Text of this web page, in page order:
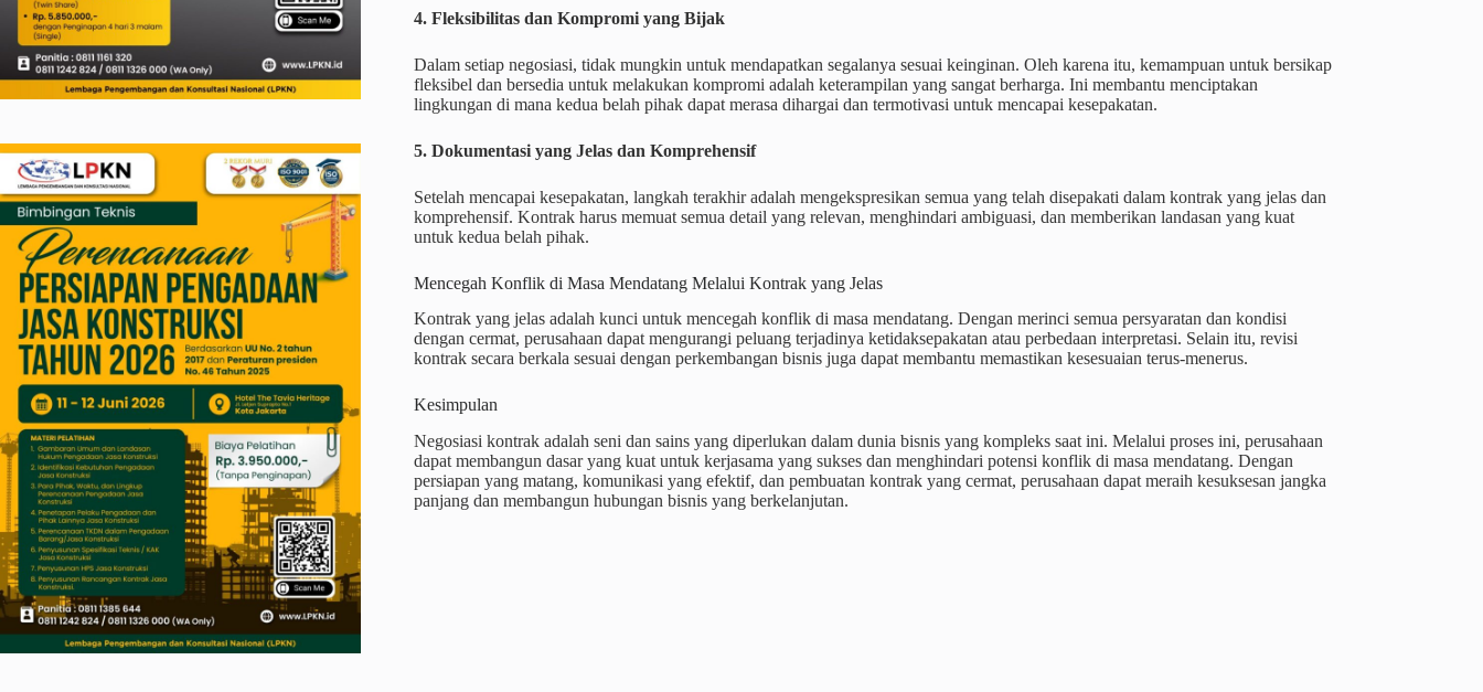
4. Fleksibilitas dan Kompromi yang Bijak
Dalam setiap negosiasi, tidak mungkin untuk mendapatkan segalanya sesuai keinginan. Oleh karena itu, kemampuan untuk bersikap
fleksibel dan bersedia untuk melakukan kompromi adalah keterampilan yang sangat berharga. Ini membantu menciptakan
lingkungan di mana kedua belah pihak dapat merasa dihargai dan termotivasi untuk mencapai kesepakatan.
5. Dokumentasi yang Jelas dan Komprehensif
Setelah mencapai kesepakatan, langkah terakhir adalah mengekspresikan semua yang telah disepakati dalam kontrak yang jelas dan
komprehensif. Kontrak harus memuat semua detail yang relevan, menghindari ambiguasi, dan memberikan landasan yang kuat
untuk kedua belah pihak.
Mencegah Konflik di Masa Mendatang Melalui Kontrak yang Jelas
Kontrak yang jelas adalah kunci untuk mencegah konflik di masa mendatang. Dengan merinci semua persyaratan dan kondisi
dengan cermat, perusahaan dapat mengurangi peluang terjadinya ketidaksepakatan atau perbedaan interpretasi. Selain itu, revisi
kontrak secara berkala sesuai dengan perkembangan bisnis juga dapat membantu memastikan kesesuaian terus-menerus.
Kesimpulan
Negosiasi kontrak adalah seni dan sains yang diperlukan dalam dunia bisnis yang kompleks saat ini. Melalui proses ini, perusahaan
dapat membangun dasar yang kuat untuk kerjasama yang sukses dan menghindari potensi konflik di masa mendatang. Dengan
persiapan yang matang, komunikasi yang efektif, dan pembuatan kontrak yang cermat, perusahaan dapat meraih kesuksesan jangka
panjang dan membangun hubungan bisnis yang berkelanjutan.